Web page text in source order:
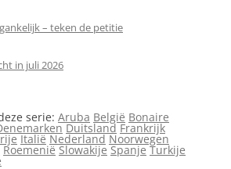
– teken de petitie
in juli 2026
serie: Aruba België Bonaire
Duitsland Frankrijk
Italië Nederland Noorwegen
Roemenië Slowakije Spanje Turkije